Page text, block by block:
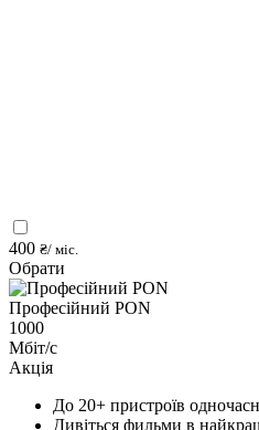
400 ₴/ міс.
Обрати
Професійний PON
1000
Мбіт/с
Акція
До 20+ пристроїв
Дивіться фильми в